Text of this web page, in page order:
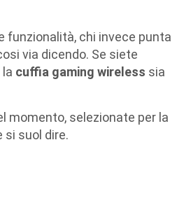
funzionalità, chi invece punta
via dicendo. Se siete
cuffia gaming wireless sia
momento, selezionate per la
si suol dire.